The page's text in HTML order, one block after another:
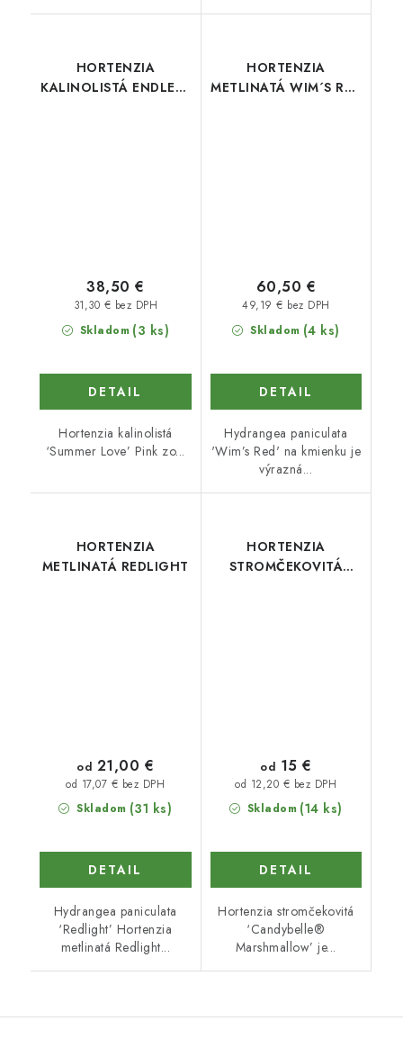
HORTENZIA
KALINOLISTÁ ENDLESS
Skladom (3 ks)
31,30 € bez DPH
38,50 €
DETAIL
Hortenzia kalinolistá
‘Summer Love’ Pink zo...
HORTENZIA
METLINATÁ WIM´S RED
Skladom (4 ks)
49,19 € bez DPH
60,50 €
DETAIL
Hydrangea paniculata
'Wim’s Red' na kmienku je
výrazná...
HORTENZIA
METLINATÁ REDLIGHT
Skladom (31 ks)
od 17,07 € bez DPH
od 21,00 €
DETAIL
Hydrangea paniculata
‘Redlight’ Hortenzia
metlinatá Redlight...
HORTENZIA
STROMČEKOVITÁ
Skladom (14 ks)
od 12,20 € bez DPH
od 15 €
DETAIL
Hortenzia stromčekovitá
‘Candybelle®
Marshmallow’ je...